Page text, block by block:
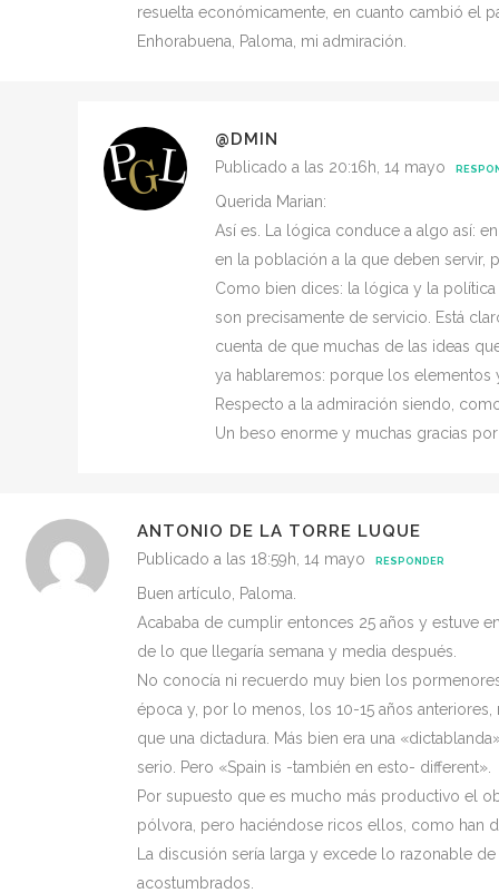
resuelta económicamente, en cuanto cambió el
Enhorabuena, Paloma, mi admiración.
@DMIN
Publicado a las 20:16h, 14 mayo
Querida Marian:
Así es. La lógica conduce a algo así:
en la población a la que deben servir,
Como bien dices: la lógica y la
son precisamente de servicio. Está
cuenta de que muchas de las ideas
ya hablaremos: porque los elementos
Respecto a la admiración siendo,
Un beso enorme y muchas gracias
ANTONIO DE LA TORRE LUQUE
Publicado a las 18:59h, 14 mayo RESPONDER
Buen artículo, Paloma.
Acababa de cumplir entonces 25 años y estuve
de lo que llegaría semana y media después.
No conocía ni recuerdo muy bien los
época y, por lo menos, los 10-15 años
que una dictadura. Más bien era una
serio. Pero «Spain is -también en esto- different».
Por supuesto que es mucho más productivo el
pólvora, pero haciéndose ricos ellos, como han
La discusión sería larga y excede lo razonable
acostumbrados.